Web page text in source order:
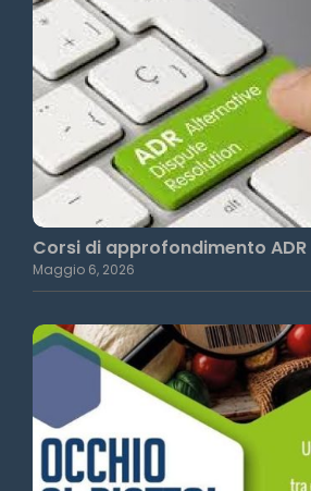
Corsi di approfondimento
Maggio 6, 2026